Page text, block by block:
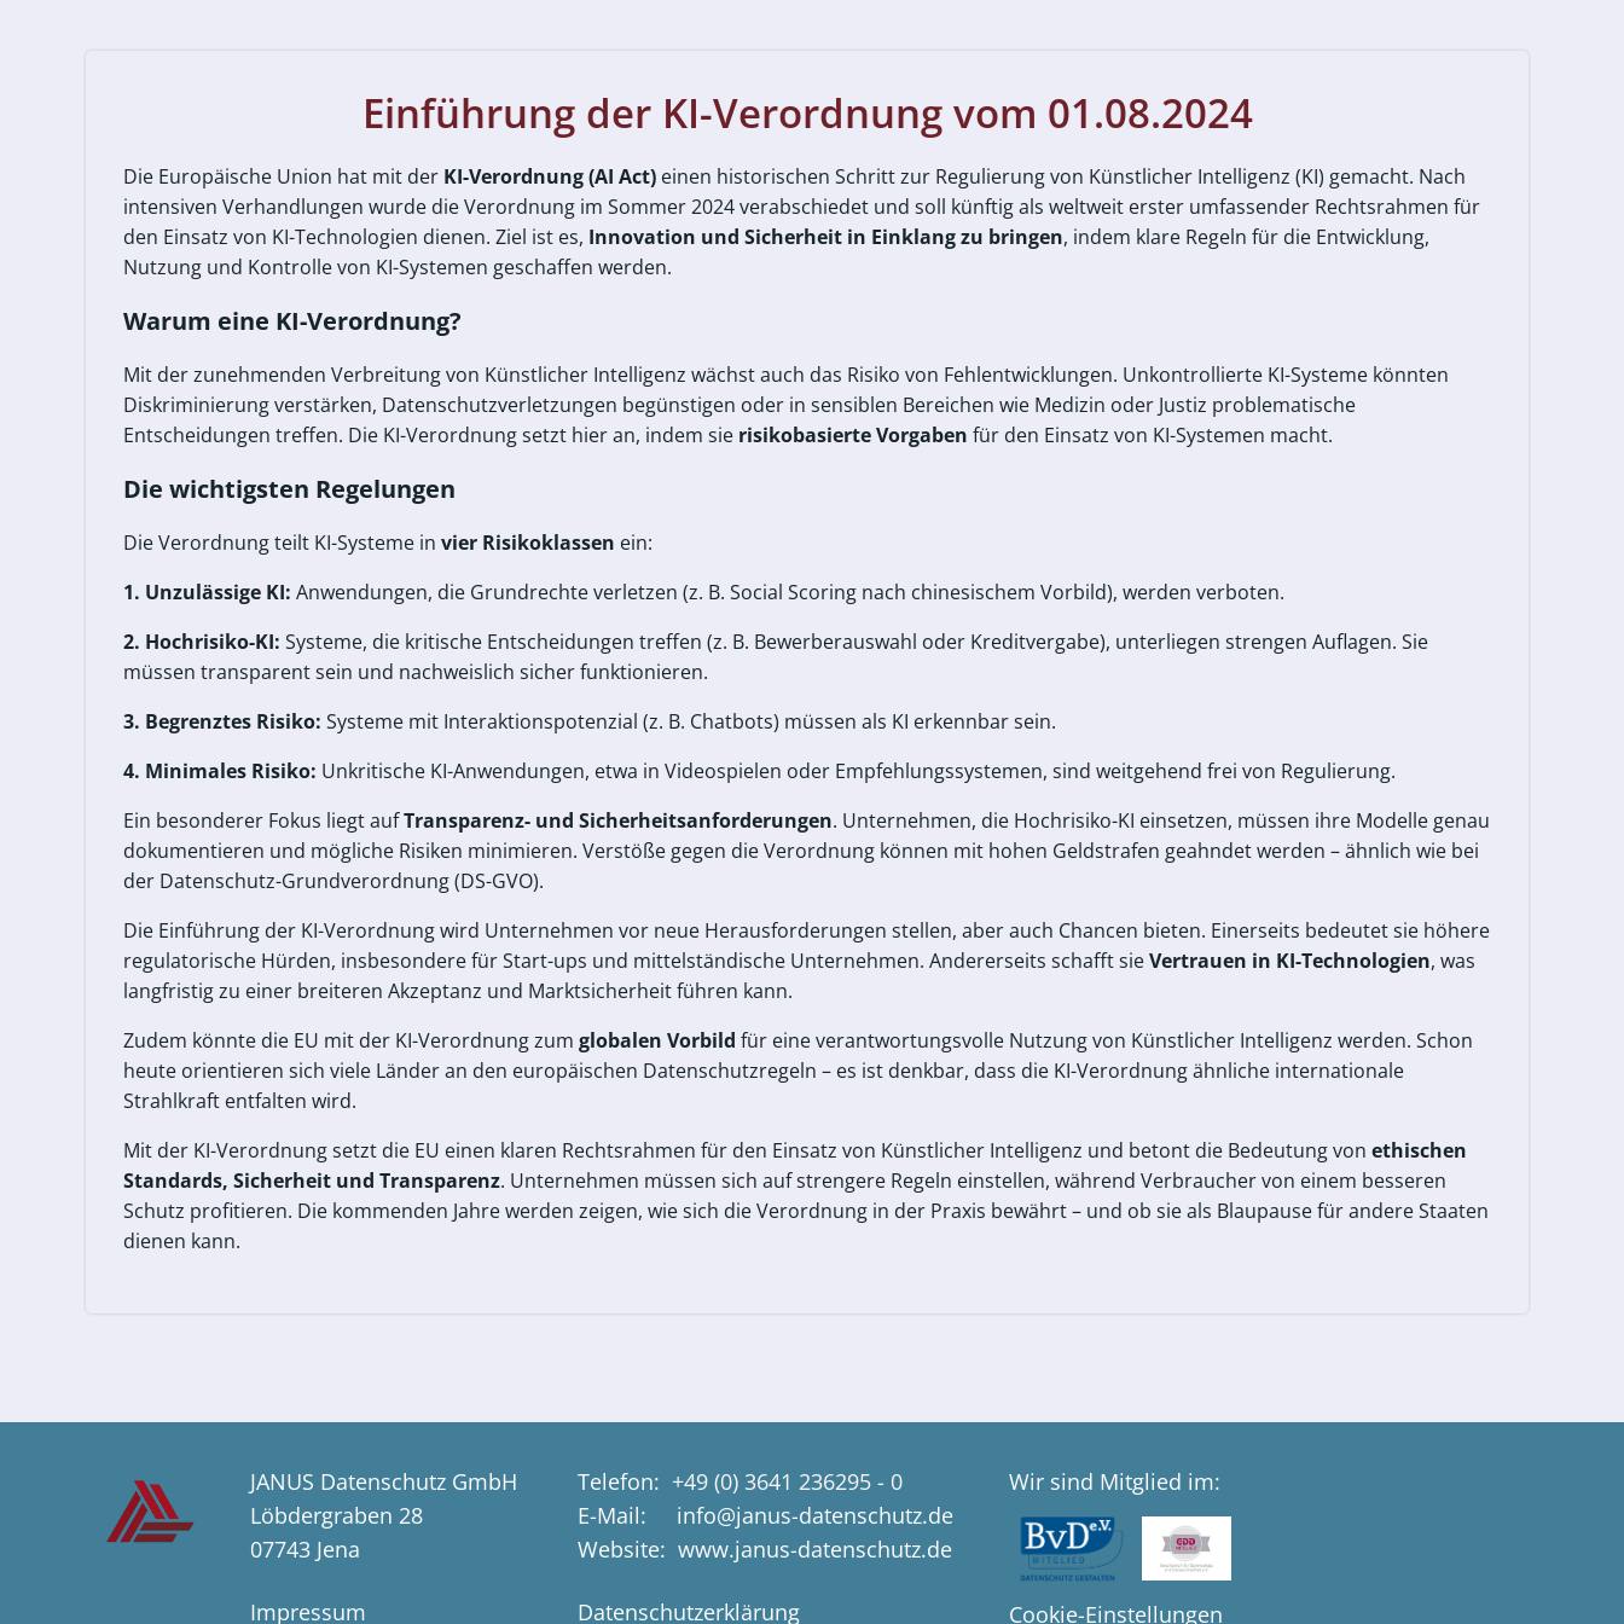
Einführung der KI-Verordnung vom 01.08.2024
Die Europäische Union hat mit der KI-Verordnung (AI Act) einen historischen Schritt zur Regulierung von Künstlicher Intelligenz (KI) gemacht. Nach
intensiven Verhandlungen wurde die Verordnung im Sommer 2024 verabschiedet und soll künftig als weltweit erster umfassender Rechtsrahmen für
den Einsatz von KI-Technologien dienen. Ziel ist es, Innovation und Sicherheit in Einklang zu bringen, indem klare Regeln für die Entwicklung,
Nutzung und Kontrolle von KI-Systemen geschaffen werden.
Warum eine KI-Verordnung?
Mit der zunehmenden Verbreitung von Künstlicher Intelligenz wächst auch das Risiko von Fehlentwicklungen. Unkontrollierte KI-Systeme könnten
Diskriminierung verstärken, Datenschutzverletzungen begünstigen oder in sensiblen Bereichen wie Medizin oder Justiz problematische
Entscheidungen treffen. Die KI-Verordnung setzt hier an, indem sie risikobasierte Vorgaben für den Einsatz von KI-Systemen macht.
Die wichtigsten Regelungen
Die Verordnung teilt KI-Systeme in vier Risikoklassen ein:
1. Unzulässige KI: Anwendungen, die Grundrechte verletzen (z. B. Social Scoring nach chinesischem Vorbild), werden verboten.
2. Hochrisiko-KI: Systeme, die kritische Entscheidungen treffen (z. B. Bewerberauswahl oder Kreditvergabe), unterliegen strengen Auflagen. Sie
müssen transparent sein und nachweislich sicher funktionieren.
3. Begrenztes Risiko: Systeme mit Interaktionspotenzial (z. B. Chatbots) müssen als KI erkennbar sein.
4. Minimales Risiko: Unkritische KI-Anwendungen, etwa in Videospielen oder Empfehlungssystemen, sind weitgehend frei von Regulierung.
Ein besonderer Fokus liegt aufTransparenz- und Sicherheitsanforderungen. Unternehmen, die Hochrisiko-KI einsetzen, müssen ihre Modelle genau
dokumentieren und mögliche Risiken minimieren. Verstöße gegen die Verordnung können mit hohen Geldstrafen geahndet werden – ähnlich wie bei
der Datenschutz-Grundverordnung (DS-GVO).
Die Einführung der KI-Verordnung wird Unternehmen vor neue Herausforderungen stellen, aber auch Chancen bieten. Einerseits bedeutet sie höhere
regulatorische Hürden, insbesondere für Start-ups und mittelständische Unternehmen. Andererseits schafft sieVertrauen in KI-Technologien, was
langfristig zu einer breiteren Akzeptanz und Marktsicherheit führen kann.
Zudem könnte die EU mit der KI-Verordnung zum globalen Vorbild für eine verantwortungsvolle Nutzung von Künstlicher Intelligenz werden. Schon
heute orientieren sich viele Länder an den europäischen Datenschutzregeln – es ist denkbar, dass die KI-Verordnung ähnliche internationale
Strahlkraft entfalten wird.
Mit der KI-Verordnung setzt die EU einen klaren Rechtsrahmen für den Einsatz von Künstlicher Intelligenz und betont die Bedeutung von ethischen
Standards, Sicherheit und Transparenz. Unternehmen müssen sich auf strengere Regeln einstellen, während Verbraucher von einem besseren
Schutz profitieren. Die kommenden Jahre werden zeigen, wie sich die Verordnung in der Praxis bewährt – und ob sie als Blaupause für andere Staaten
dienen kann.
JANUS Datenschutz GmbH
Löbdergraben 28
07743 Jena
Impressum
Telefon: +49 (0) 3641 236295 - 0
E-Mail: info@janus-datenschutz.de
Website: www.janus-datenschutz.de
Datenschutzerklärung
Wir sind Mitglied im:
Cookie-Einstellungen